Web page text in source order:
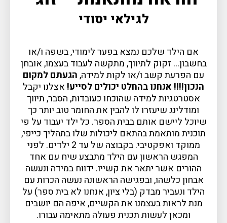
לגילאי יסודי
אם הילד שלכם נמצא בפער לימודי, בשפה ו/או
בחשבון… זקוק לתיווך, מתקשה לעבוד בעצמו, אובחן
עם הפרעת קשב ו/או לקות למידה,הגעתם למקום
הנכון!!!! אנחנו בהחלט יכולים לסייע! אצלנו יקבל
אסטרטגיות למידה שהוכחו כעובדות, הסבר, תיווך
ומודלינג שיעזרו לו להבין את החומר טוב יותר כך
שיוכל ליישם אותם בבית הספר. כל ילד יעבוד על פי
תוכנית מותאמת בהתאם ליכולות שלו בתהליך כייפי,
ממוקד ואפקטיבי. בקבוצה של עד 2 ילדים. לפני
המפגש הראשון עם הילד מתבצע שיח עם אחד
ההורים אשר יתאר את קשייו. ידווח במידה ונעשה
אבחון כלשהו, ובפגישה הראשונה נעשה הכרות עם
הילד ונעביר מבדק (בלי ציון, אנחנו לא בית ספר) על
מנת לראות בעצמנו את הקשיים, איפה הם יושבים
ומכאן לעשות תכנית פעולה מתאימה עבורו.